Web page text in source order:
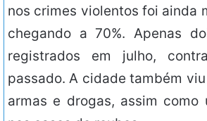
nos crimes violentos foi ainda
chegando a 70%. Apenas
registrados em julho,
passado. A cidade também
armas e drogas, assim como